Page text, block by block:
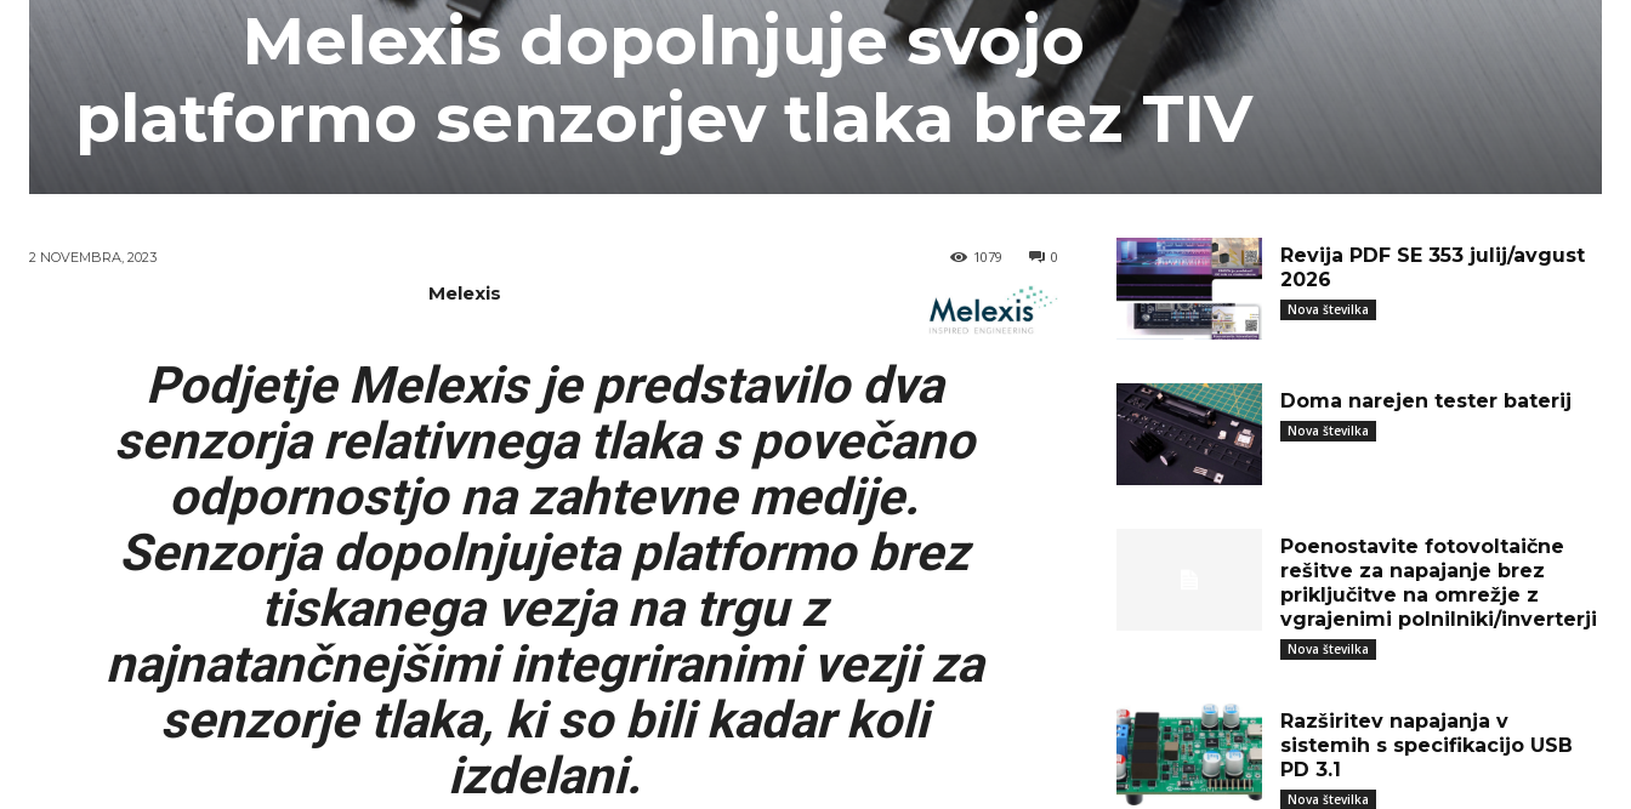
Melexis dopolnjuje svojo
platformo senzorjev tlaka brez TIV
2 NOVEMBRA, 2023 0
1079
Melexis
Podjetje Melexis je predstavilo dva
senzorja relativnega tlaka s povečano
odpornostjo na zahtevne medije.
Senzorja dopolnjujeta platformo brez
tiskanega vezja na trgu z
najnatančnejšimi integriranimi vezji za
senzorje tlaka, ki so bili kadar koli
izdelani.
Revija PDF SE 353 julij/avgust
2026
Nova številka
Doma narejen tester baterij
Nova številka
Poenostavite fotovoltaične
rešitve za napajanje brez
priključitve na omrežje z
vgrajenimi polnilniki/inverterji
Nova številka
Razširitev napajanja v
sistemih s specifikacijo USB
PD 3.1
Nova številka